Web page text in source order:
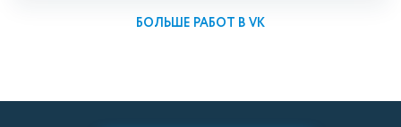
БОЛЬШЕ РАБОТ В VK